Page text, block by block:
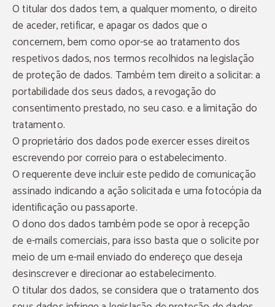
O titular dos dados tem, a qualquer momento, o direito
de aceder, retificar, e apagar os dados que o
concernem, bem como opor-se ao tratamento dos
respetivos dados, nos termos recolhidos na legislação
de proteção de dados. Também tem direito a solicitar: a
portabilidade dos seus dados, a revogação do
consentimento prestado, no seu caso. e a limitação do
tratamento.
O proprietário dos dados pode exercer esses direitos
escrevendo por correio para o estabelecimento.
O requerente deve incluir este pedido de comunicação
assinado indicando a ação solicitada e uma fotocópia da
identificação ou passaporte.
O dono dos dados também pode se opor à recepção
de e-mails comerciais, para isso basta que o solicite por
meio de um e-mail enviado do endereço que deseja
desinscrever e direcionar ao estabelecimento.
O titular dos dados, se considera que o tratamento dos